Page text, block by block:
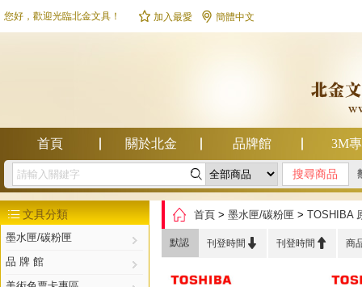
您好，歡迎光臨北金文具！  加入最愛  簡體中文
首頁 關於北金 品牌館 3M
幫助中心 
文具分類
墨水匣/碳粉匣
品 牌 館
 首頁 > 墨水匣/碳粉匣 > TOSHIBA
默認 刊登時間  刊登時間  商